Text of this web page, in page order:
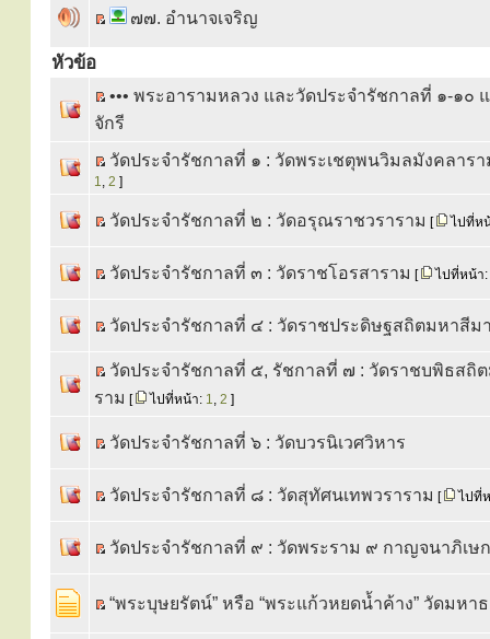
๗๗. อำนาจเจริญ
หัวข้อ
••• พระอารามหลวง และวัดประจำรัชกาลที่ ๑-๑๐
จักรี
วัดประจำรัชกาลที่ ๑ : วัดพระเชตุพนวิมลมังคลาร
1, 2 ]
วัดประจำรัชกาลที่ ๒ : วัดอรุณราชวราราม [ ไปที่ห
วัดประจำรัชกาลที่ ๓ : วัดราชโอรสาราม [ ไปที่หน้า:
วัดประจำรัชกาลที่ ๔ : วัดราชประดิษฐสถิตมหาสีม
วัดประจำรัชกาลที่ ๕, รัชกาลที่ ๗ : วัดราชบพิธสถิ
ราม [ ไปที่หน้า: 1, 2 ]
วัดประจำรัชกาลที่ ๖ : วัดบวรนิเวศวิหาร
วัดประจำรัชกาลที่ ๘ : วัดสุทัศนเทพวราราม [ ไปที่
วัดประจำรัชกาลที่ ๙ : วัดพระราม ๙ กาญจนาภิเษก
“พระบุษยรัตน์” หรือ “พระแก้วหยดน้ำค้าง” วัดมหา